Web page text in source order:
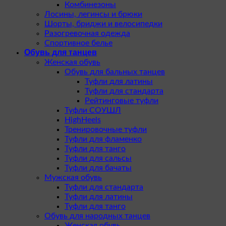
Комбинезоны
Лосины, легинсы и брюки
Шорты, бриджи и велосипедки
Разогревочная одежда
Спортивное белье
Обувь для танцев
Женская обувь
Обувь для бальных танцев
Туфли для латины
Туфли для стандарта
Рейтинговые туфли
Туфли СОУШЛ
HighHeels
Тренировочные туфли
Туфли для фламенко
Туфли для танго
Туфли для сальсы
Туфли для бачаты
Мужская обувь
Туфли для стандарта
Туфли для латины
Туфли для танго
Обувь для народных танцев